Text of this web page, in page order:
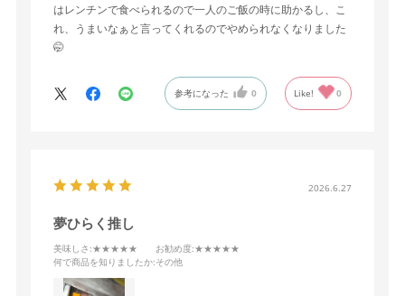
はレンチンで食べられるので一人のご飯の時に助かるし、こ
れ、うまいなぁと言ってくれるのでやめられなくなりました
🤭
参考になった 0 Like! 0
2026.6.27
夢ひらく推し
美味しさ :★★★★★ お勧め度:★★★★★
何で商品を知りましたか:その他